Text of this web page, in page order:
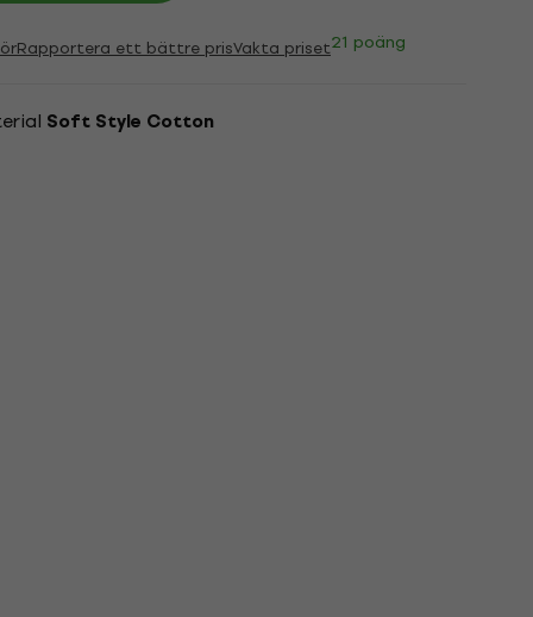
Rapportera ett bättre prisVakta priset21 poäng
Soft Style Cotton